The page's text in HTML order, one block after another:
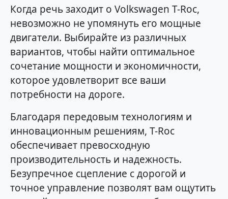
Когда речь заходит о Volkswagen T-Roc,
невозможно не упомянуть его мощные
двигатели. Выбирайте из различных
вариантов, чтобы найти оптимальное
сочетание мощности и экономичности,
которое удовлетворит все ваши
потребности на дороге.
Благодаря передовым технологиям и
инновационным решениям, T-Roc
обеспечивает превосходную
производительность и надежность.
Безупречное сцепление с дорогой и
точное управление позволят вам ощутить